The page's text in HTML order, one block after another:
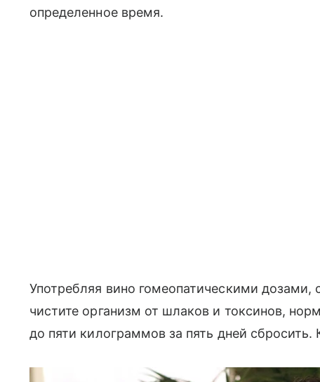
определенное время.
Употребляя вино гомеопатическими
чистите организм от шлаков и токсинов,
до пяти килограммов за пять дней